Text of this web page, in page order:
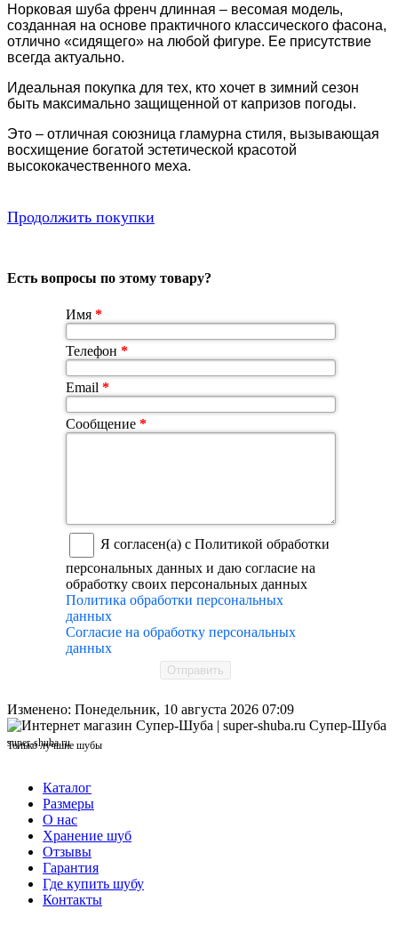
Норковая шуба френч длинная – весомая модель,
созданная на основе практичного классического фасона,
отлично «сидящего» на любой фигуре. Ее присутствие
всегда актуально.
Идеальная покупка для тех, кто хочет в зимний сезон
быть максимально защищенной от капризов погоды.
Это – отличная союзница гламурна стиля, вызывающая
восхищение богатой эстетической красотой
высококачественного меха.
Продолжить покупки
Есть вопросы по этому товару?
Имя *
Телефон *
Email *
Сообщение *
Я согласен(а) с Политикой обработки
персональных данных и даю согласие на
обработку своих персональных данных
Политика обработки персональных
данных
Согласие на обработку персональных
данных
Отправить
Изменено: Понедельник, 10 августа 2026 07:09
Супер-Шуба
super-shuba.ru
Только лучшие шубы
Каталог
Размеры
О нас
Хранение шуб
Отзывы
Гарантия
Где купить шубу
Контакты